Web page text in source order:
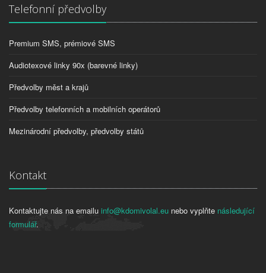
Telefonní předvolby
Premium SMS, prémiové SMS
Audiotexové linky 90x (barevné linky)
Předvolby měst a krajů
Předvolby telefonních a mobilních operátorů
Mezinárodní předvolby, předvolby států
Kontakt
Kontaktujte nás na emailu info@kdomivolal.eu nebo vyplňte následující
formulář.